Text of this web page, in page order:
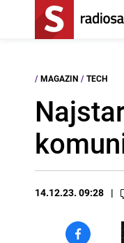
/ MAGAZIN / TECH
14.12.23. 09:28